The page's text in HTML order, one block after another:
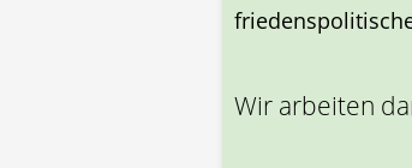
Wir arbeiten